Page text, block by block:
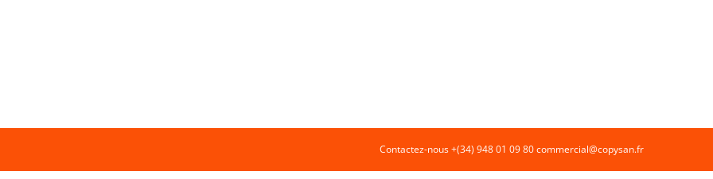
Contactez-nous +(34) 948 01 09 80commercial@copysan.fr